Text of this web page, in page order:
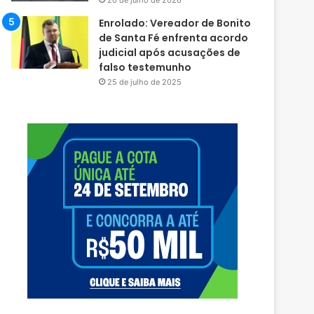
Enrolado: Vereador de Bonito
de Santa Fé enfrenta acordo
judicial após acusações de
falso testemunho
25 de julho de 2025